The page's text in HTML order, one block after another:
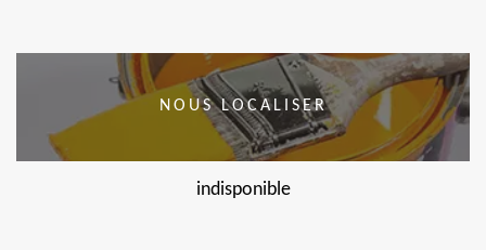
NOUS LOCALISER
indisponible